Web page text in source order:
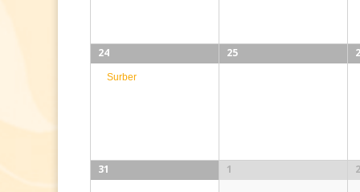
24
Surber
25
31 1 2